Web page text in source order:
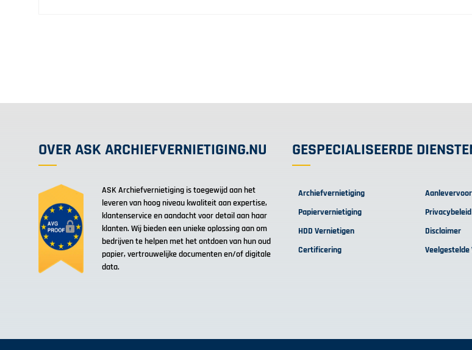
OVER ASK ARCHIEFVERNIETIGING.NU
ASK Archiefvernietiging is toegewijd aan het
leveren van hoog niveau kwaliteit aan expertise,
klantenservice en aandacht voor detail aan haar
klanten. Wij bieden een unieke oplossing aan om
bedrijven te helpen met het ontdoen van hun oud
papier, vertrouwelijke documenten en/of digitale
data.
GESPECIALISEERDE
Archiefvernietiging
Papiervernietiging
HDD Vernietigen
Certificering
Privacybeleid
Disclaimer
Veelgestelde